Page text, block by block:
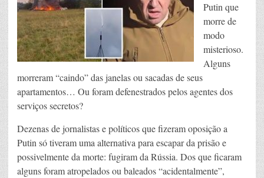
Putin que
morre de
modo
misterioso.
Alguns
morreram “caindo” das janelas ou sacadas de seus
apartamentos… Ou foram defenestrados pelos agentes dos
serviços secretos?
Dezenas de jornalistas e políticos que fizeram oposição a
Putin só tiveram uma alternativa para escapar da prisão e
possivelmente da morte: fugiram da Rússia. Dos que ficaram
alguns foram atropelados ou baleados “acidentalmente”,